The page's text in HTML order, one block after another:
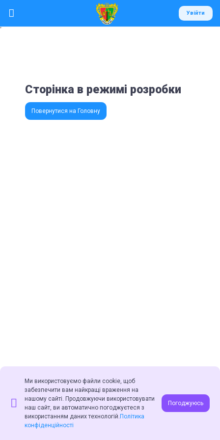
window.dataLayer = window.dataLayer || []; function gtag()
{dataLayer.push(arguments);} gtag('js', new Date()); gtag('config', 'G- Увійти
Увійти
Сторінка в режимі розробки
Повернутися на Головну
2012 - 2026 © Управління освіти Святошинської районної в місті
Києві державної адміністрації. Всі права на ресурсі захищені
Ми використовуємо файли cookie, щоб
забезпечити вам найкращі враження на
нашому сайті. Продовжуючи використовувати
наш сайт, ви автоматично погоджуєтеся з
використанням даних технологій. Політика
конфіденційності
Погоджуюсь